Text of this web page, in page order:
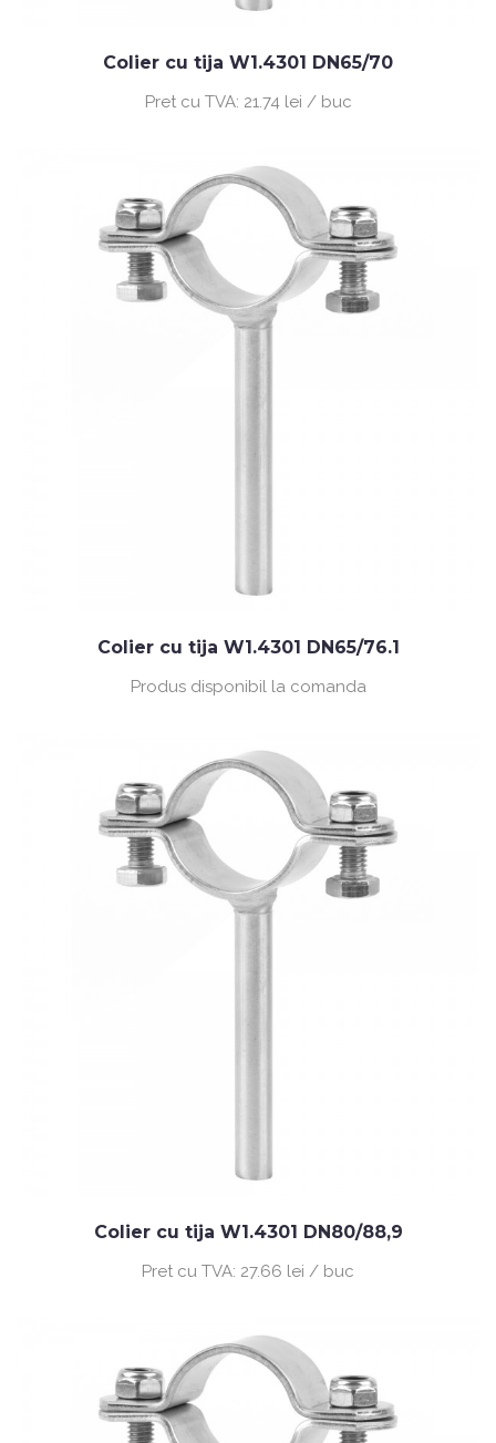
Colier cu tija W1.4301 DN65/70
Pret cu TVA: 21.74 lei / buc
Colier cu tija W1.4301 DN65/76.1
Produs disponibil la comanda
Colier cu tija W1.4301 DN80/88,9
Pret cu TVA: 27.66 lei / buc